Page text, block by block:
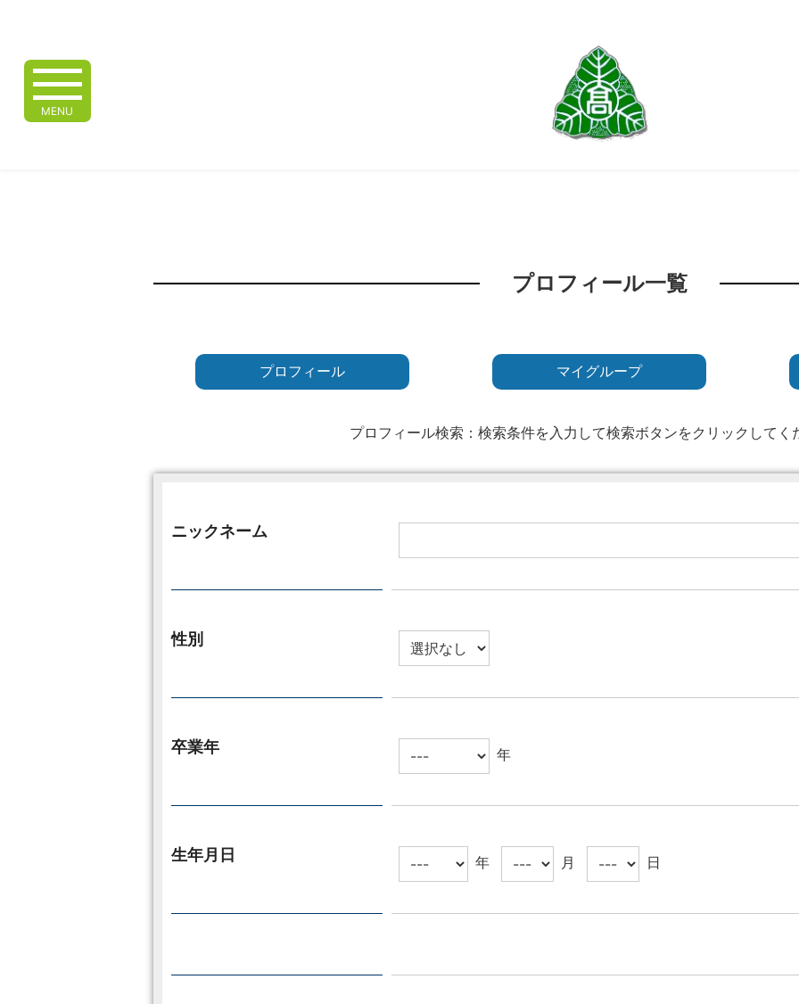
MENU
プロフィール一覧
プロフィール マイグループ
プロフィール検索： 検索条件を入力して検索ボタンをクリックしてく
ニックネーム
性別
卒業年 年
生年月日 年 月 日